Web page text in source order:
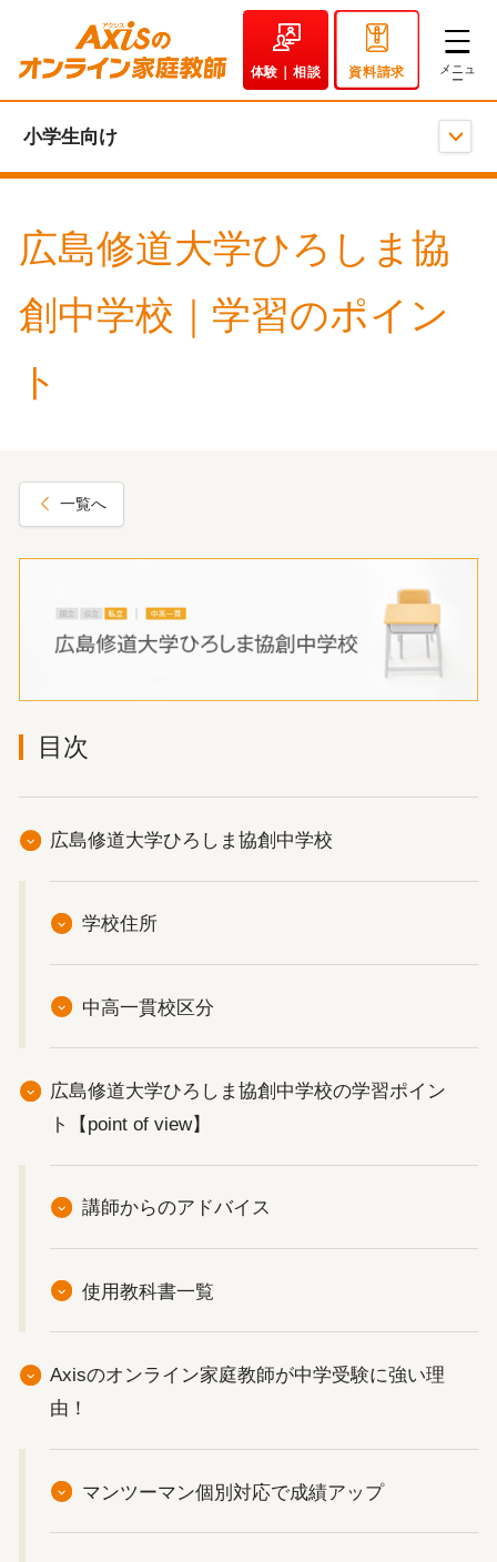
体験｜相談 資料請求
小学生向け
広島修道大学ひろしま協
創中学校｜学習のポイン
ト
一覧へ
目次
広島修道大学ひろしま協創中学校
学校住所
中高一貫校区分
広島修道大学ひろしま協創中学校の学習ポイン
ト【point of view】
講師からのアドバイス
使用教科書一覧
Axisのオンライン家庭教師が中学受験に強い理
由！
マンツーマン個別対応で成績アップ